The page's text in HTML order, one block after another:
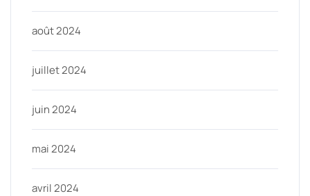
août 2024
juillet 2024
juin 2024
mai 2024
avril 2024